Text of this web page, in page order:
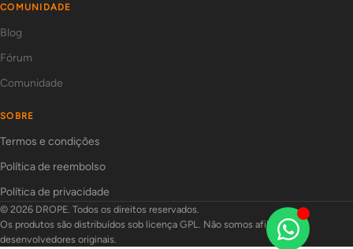
COMUNIDADE
Blog
Fórum
Comunidade
SOBRE
Termos e condições
Política de reembolso
Política de privacidade
© 2026 DROPE. Todos os direitos reservados.
Os produtos são distribuídos sob licença GPL. Não somos afiliados aos
desenvolvedores originais.